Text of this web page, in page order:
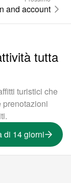
and account
tutta
turistici che
prenotazioni
di 14 giorni